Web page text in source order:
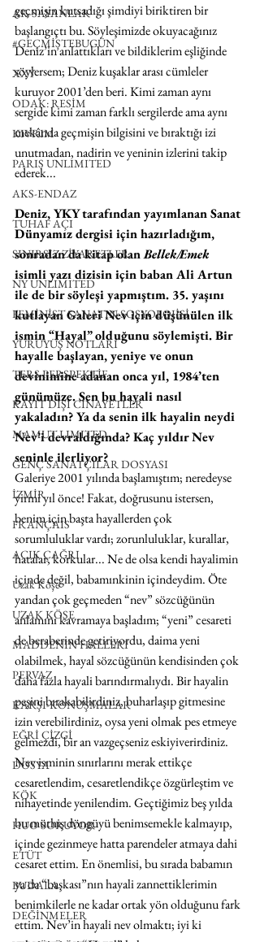
AK-SAYANLAR
#GEÇMİŞTEBUGÜN
XXY
ODAK: RESİM
KIVRIM
PARIS UNLIMITED
AKS-ENDAZ
TUHAF AÇI
SINIRSIZ ZİYARETLER
NY UNLIMITED
FEMİNİST SANATIN SOSYOLOJİSİ
YÜRÜYÜŞ NOTLARI
TERS PERSPEKTİF
KAYIT DIŞI CİNAYETLER
MAMUT LIMITED
GENÇ SANATÇILAR DOSYASI
İZMİR
FRANÇAIS
AÇIK ÇAĞRI
Uzak Köşe
UZAK KÖŞE
MADDENİN HALLERİ
PERVAZ
KARŞI-KONUŞMALAR
EĞRİ ÇİZGİ
DOSYA
KÖK
HUO SORUYOR
ETÜT
BUDALA
DEĞİNMELER
geçmişin kutsadığı şimdiyi biriktiren bir
başlangıçtı bu. Söyleşimizde okuyacağınız
Deniz’in anlattıkları ve bildiklerim eşliğinde
söylersem; Deniz kuşaklar arası cümleler
kuruyor 2001’den beri. Kimi zaman aynı
sergide kimi zaman farklı sergilerde ama aynı
mekânda geçmişin bilgisini ve bıraktığı izi
unutmadan, nadirin ve yeninin izlerini takip
ederek...
Deniz, YKY tarafından yayımlanan Sanat
Dünyamız dergisi için hazırladığım,
sonradan da kitap olan Bellek/Emek
isimli yazı dizisin için baban Ali Artun
ile de bir söyleşi yapmıştım. 35. yaşını
kutlayan Galeri Nev için düşünülen ilk
ismin “Hayal” olduğunu söylemişti. Bir
hayalle başlayan, yeniye ve onun
devinimine adanan onca yıl, 1984’ten
günümüze. Sen bu hayali nasıl
yakaladın? Ya da senin ilk hayalin neydi
Nev’i devraldığında? Kaç yıldır Nev
seninle ilerliyor?
Galeriye 2001 yılında başlamıştım; neredeyse
yirmi yıl önce! Fakat, doğrusunu istersen,
benim için başta hayallerden çok
sorumluluklar vardı; zorunluluklar, kurallar,
hatalar, korkular... Ne de olsa kendi hayalimin
içinde değil, babamınkinin içindeydim. Öte
yandan çok geçmeden “nev” sözcüğünün
anlamını kavramaya başladım; “yeni” cesareti
de beraberinde getiriyordu, daima yeni
olabilmek, hayal sözcüğünün kendisinden çok
daha fazla hayali barındırmalıydı. Bir hayalin
peşini bırakabilirdiniz, buharlaşıp gitmesine
izin verebilirdiniz, oysa yeni olmak pes etmeye
gelmezdi, bir an vazgeçseniz eskiyiverirdiniz.
Nev isminin sınırlarını merak ettikçe
cesaretlendim, cesaretlendikçe özgürleştim ve
nihayetinde yenilendim. Geçtiğimiz beş yılda
bu müthiş döngüyü benimsemekle kalmayıp,
içinde gezinmeye hatta parendeler atmaya dahi
cesaret ettim. En önemlisi, bu sırada babamın
ya da “başkası”nın hayali zannettiklerimin
benimkilerle ne kadar ortak yön olduğunu fark
ettim. Nev’in hayali nev olmaktı; iyi ki